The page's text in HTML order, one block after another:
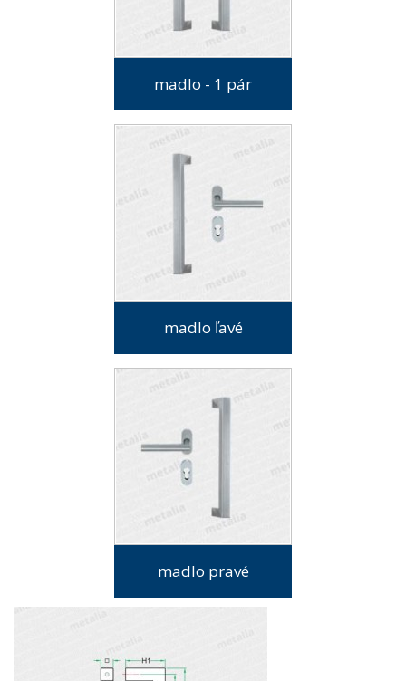
madlo - 1 pár
madlo ľavé
madlo pravé